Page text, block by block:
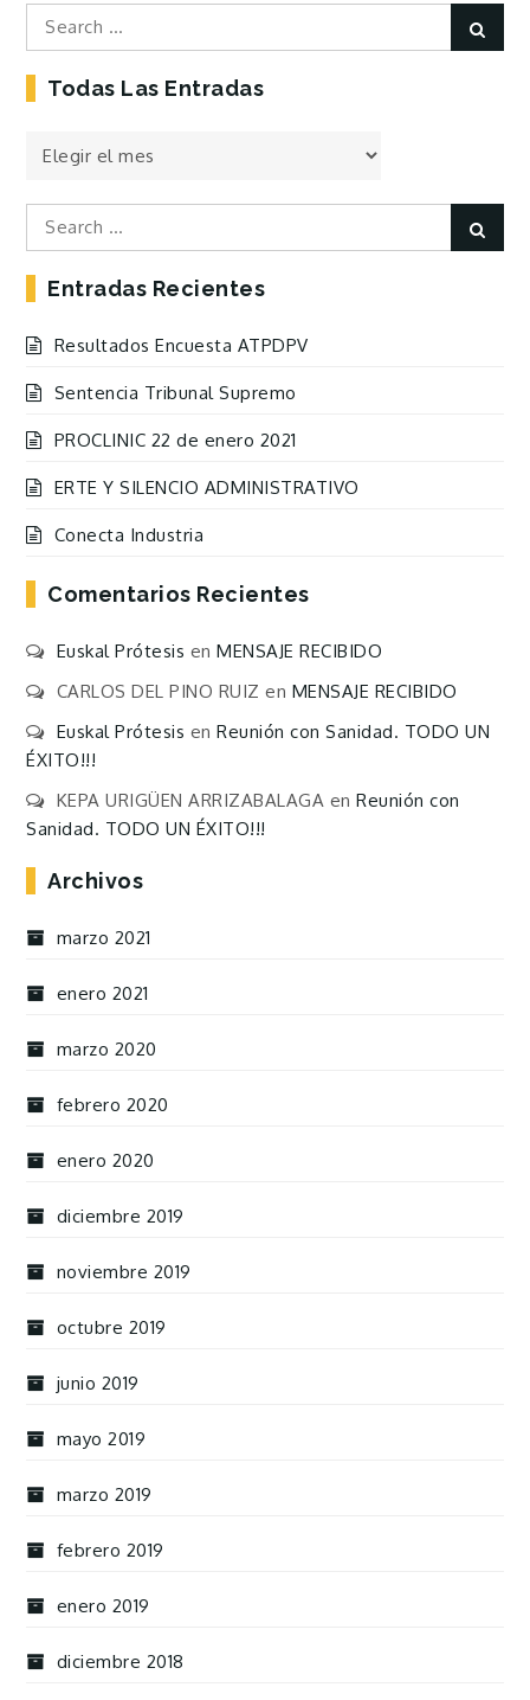
Search
for:
Todas Las Entradas
Todas
Entradas
Search
for:
Entradas Recientes
Resultados Encuesta ATPDPV
Sentencia Tribunal Supremo
PROCLINIC 22 de enero 2021
ERTE Y SILENCIO ADMINISTRATIVO
Conecta Industria
Comentarios Recientes
Euskal Prótesis enMENSAJE RECIBIDO
CARLOS DEL PINO RUIZ en MENSAJE RECIBIDO
Euskal Prótesis enReunión con Sanidad. TODO UN
ÉXITO!!!
KEPA URIGÜEN ARRIZABALAGA enReunión con
Sanidad. TODO UN ÉXITO!!!
Archivos
marzo 2021
enero 2021
marzo 2020
febrero 2020
enero 2020
diciembre 2019
noviembre 2019
octubre 2019
junio 2019
mayo 2019
marzo 2019
febrero 2019
enero 2019
diciembre 2018